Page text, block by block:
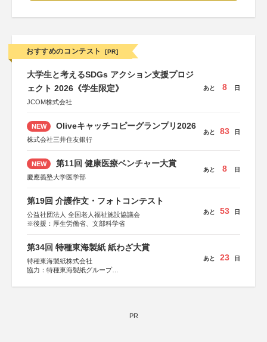
おすすめのコンテスト [PR]
大学生と考えるSDGs アクション支援プロジ
ェクト 2026《学生限定》
JCOM株式会社
あと 8 日
NEW Oliveキャッチコピーグランプリ2026
株式会社三井住友銀行
あと 83 日
NEW 第11回 健康医療ベンチャー大賞
慶應義塾大学医学部
あと 8 日
第19回 介護作文・フォトコンテスト
公益社団法人 全国老人福祉施設協議会
※後援：厚生労働省、文部科学省
あと 53 日
第34回 特種東海製紙 紙わざ大賞
特種東海製紙株式会社
協力：特種東海製紙グループ
あと 23 日
PR